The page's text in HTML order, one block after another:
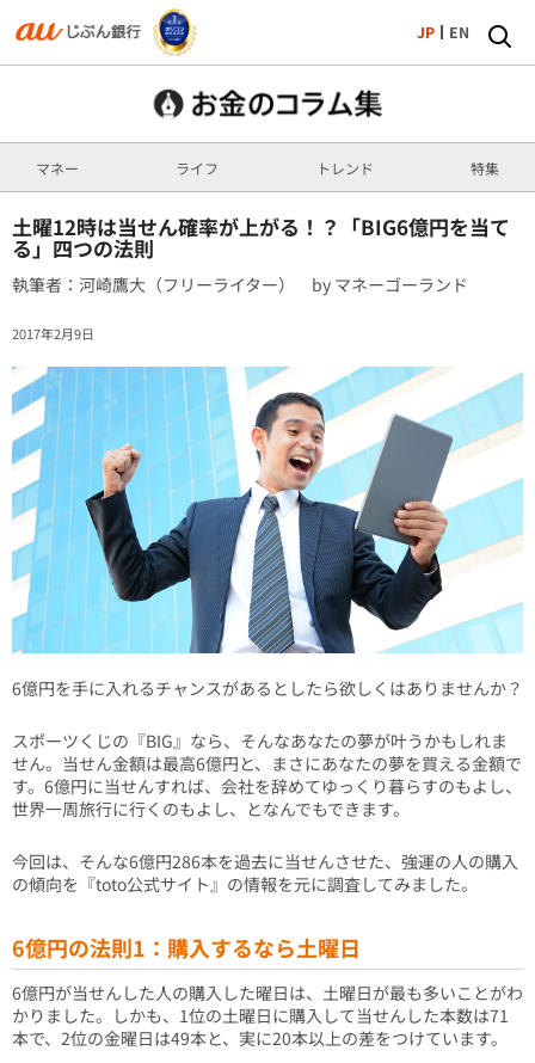
JP EN
マネー ライフ トレンド 特集
土曜12時は当せん確率が上がる！？「BIG6億円を当て
る」四つの法則
執筆者：河崎鷹大（フリーライター） by マネーゴーランド
2017年2月9日
6億円を手に入れるチャンスがあるとしたら欲しくはありませんか？
スポーツくじの『BIG』なら、そんなあなたの夢が叶うかもしれま
せん。当せん金額は最高6億円と、まさにあなたの夢を買える金額で
す。6億円に当せんすれば、会社を辞めてゆっくり暮らすのもよし、
世界一周旅行に行くのもよし、となんでもできます。
今回は、そんな6億円286本を過去に当せんさせた、強運の人の購入
の傾向を『toto公式サイト』の情報を元に調査してみました。
6億円の法則1：購入するなら土曜日
6億円が当せんした人の購入した曜日は、土曜日が最も多いことがわ
かりました。しかも、1位の土曜日に購入して当せんした本数は71
本で、2位の金曜日は49本と、実に20本以上の差をつけています。